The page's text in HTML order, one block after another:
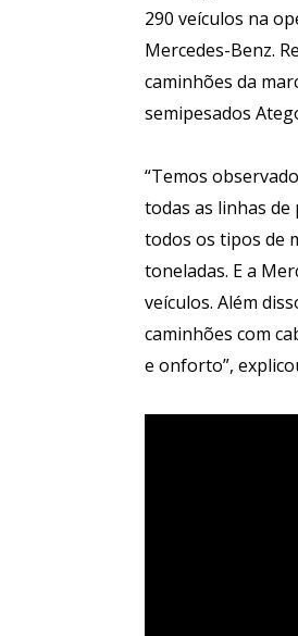
290 veículos na
Mercedes-Benz.
caminhões da
semipesados
“Temos
todas as linhas
todos os tipos de
toneladas. E a
veículos. Além
caminhões com
e onforto”,